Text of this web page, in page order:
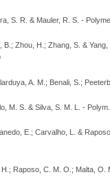
S. R. & Mauler, R. S. -
B.; Zhou, H.; Zhang, S. &
A. M.; Benali, S.;
M. S. & Silva, S. M. L. -
E.; Carvalho, L. &
Raposo, C. M. O.; Malta,